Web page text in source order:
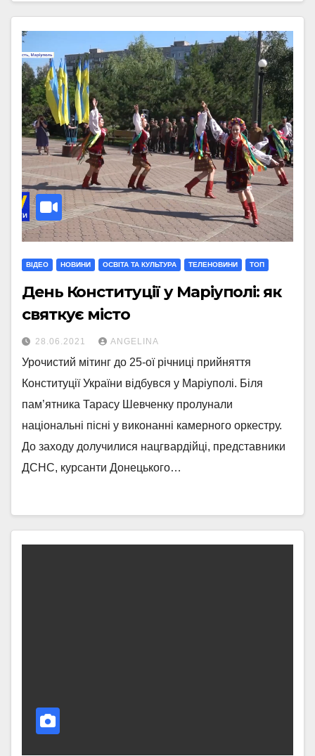
ВІДЕО НОВИНИ ОСВІТА ТА КУЛЬТУРА ТЕЛЕНОВИНИ ТОП
День Конституції у Маріуполі: як
святкує місто
28.06.2021 ANGELINA
Урочистий мітинг до 25-ої річниці прийняття
Конституції України відбувся у Маріуполі. Біля
пам’ятника Тарасу Шевченку пролунали
національні пісні у виконанні камерного оркестру.
До заходу долучилися нацгвардійці, представники
ДСНС, курсанти Донецького…